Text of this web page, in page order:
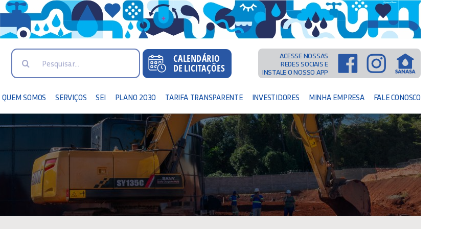
Search
ACESSE NOSSAS
REDES SOCIAIS E
INSTALE O NOSSO APP
QUEM SOMOS SERVIÇOS SEI PLANO 2030 TARIFA TRANSPARENTE INVESTIDORES MINHA EMPRESA FALE CONOSCO